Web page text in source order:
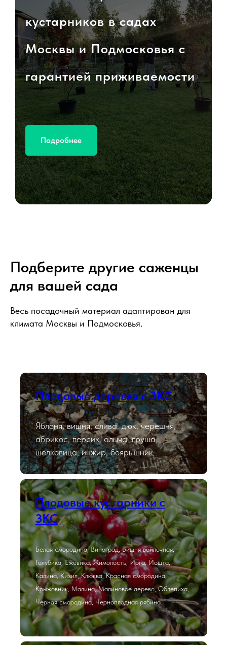
кустарников в садах
Москвы и Подмосковья с
гарантией приживаемости
Подробнее
Подберите другие саженцы
для вашей сада
Весь посадочный материал адаптирован для
климата Москвы и Подмосковья.
Плодовые деревья с ЗКС
Яблоня, вишня, слива, дюк, черешня,
абрикос, персик, алыча, груша,
шелковица, инжир, боярышник.
Плодовые кустарники с
ЗКС
Белая смородина, Виноград, Вишня войлочная,
Голубика, Ежевика, Жимолость, Ирга, Йошта,
Калина, Кизил, Клюква, Красная смородина,
Крыжовник, Малина, Малиновое дерево, Облепиха,
Черная смородина, Черноплодная рябина.